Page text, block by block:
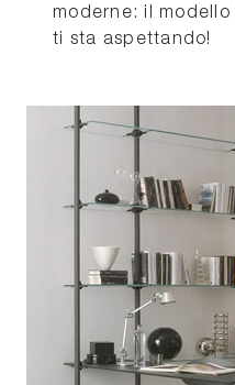
moderne: il modello
ti sta aspettando!